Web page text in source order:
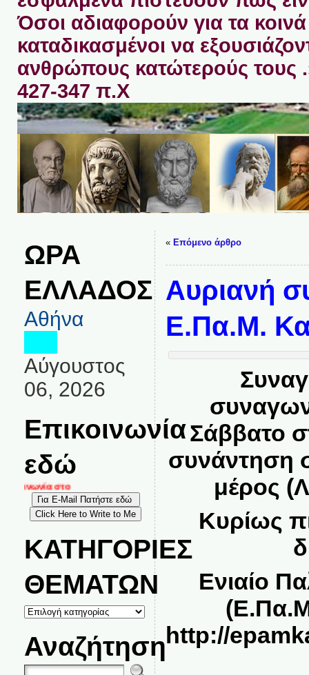
Όσοι αδιαφορούν για τα κοινά
καταδικασμένοι να
ανθρώπους κατώτερούς τους
427-347 π.Χ
ΩΡΑ
ΕΛΛΑΔΟΣ
Αθήνα
Αύγουστος
06, 2026
Επικοινωνία
εδώ
στο
ΚΑΤΗΓΟΡΙΕΣ
ΘΕΜΑΤΩΝ
ΚΑΤΗΓΟΡΙΕΣ
ΘΕΜΑΤΩΝ
Αναζήτηση
« Επόμενο άρθρο
Αυριανή
Ε.Πα.Μ.
Σάββατο
συνάντηση
μέρος
Κυρίως
Ενιαίο
http://